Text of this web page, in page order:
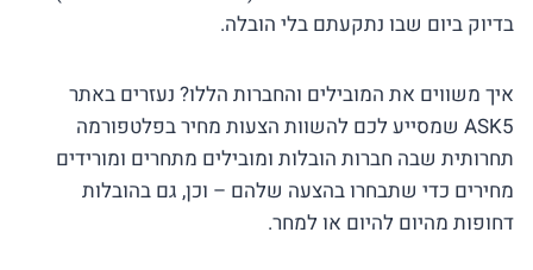
בדיוק ביום שבו נתקעתם בלי הובלה.
איך משווים את המובילים והחברות הללו? נעזרים באתר
ASK5 שמסייע לכם להשוות הצעות מחיר בפלטפורמה
תחרותית שבה חברות הובלות ומובילים מתחרים ומורידים
מחירים כדי שתבחרו בהצעה שלהם – וכן, גם בהובלות
דחופות מהיום להיום או למחר.